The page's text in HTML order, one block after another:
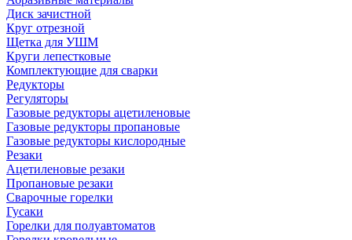
Диск зачистной
Круг отрезной
Щетка для УШМ
Круги лепестковые
Комплектующие для сварки
Редукторы
Регуляторы
Газовые редукторы ацетиленовые
Газовые редукторы пропановые
Газовые редукторы кислородные
Резаки
Ацетиленовые резаки
Пропановые резаки
Сварочные горелки
Гусаки
Горелки для полуавтоматов